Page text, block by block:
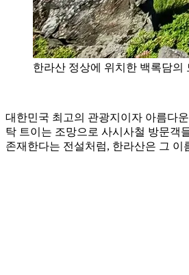
한라산 정상에 위치한 백록담의
대한민국 최고의 관광지이자 아름다
탁 트이는 조망으로 사시사철 방문객
존재한다는 전설처럼, 한라산은 그